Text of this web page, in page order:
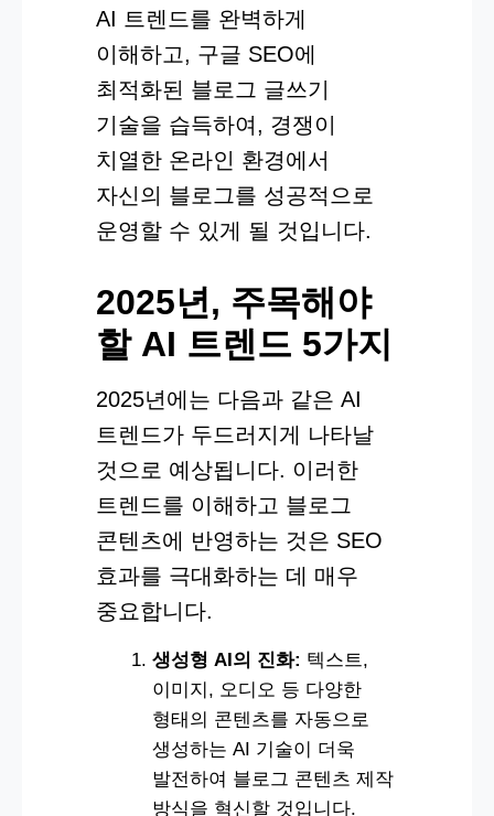
AI 트렌드를 완벽하게
이해하고, 구글 SEO에
최적화된 블로그 글쓰기
기술을 습득하여, 경쟁이
치열한 온라인 환경에서
자신의 블로그를 성공적으로
운영할 수 있게 될 것입니다.
2025년, 주목해야
할 AI 트렌드 5가지
2025년에는 다음과 같은 AI
트렌드가 두드러지게 나타날
것으로 예상됩니다. 이러한
트렌드를 이해하고 블로그
콘텐츠에 반영하는 것은 SEO
효과를 극대화하는 데 매우
중요합니다.
생성형 AI의 진화: 텍스트,
이미지, 오디오 등 다양한
형태의 콘텐츠를 자동으로
생성하는 AI 기술이 더욱
발전하여 블로그 콘텐츠 제작
방식을 혁신할 것입니다.